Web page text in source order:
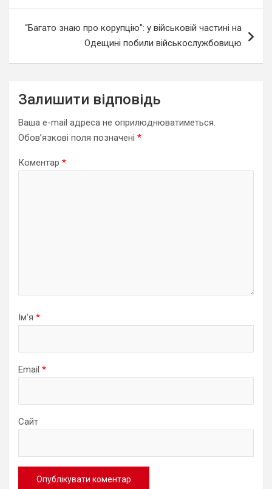
“Багато знаю про корупцію”: у військовій частині на
Одещині побили військослужбовицю
Залишити відповідь
Ваша e-mail адреса не оприлюднюватиметься.
Обов’язкові поля позначені *
Коментар *
Ім'я *
Email *
Сайт